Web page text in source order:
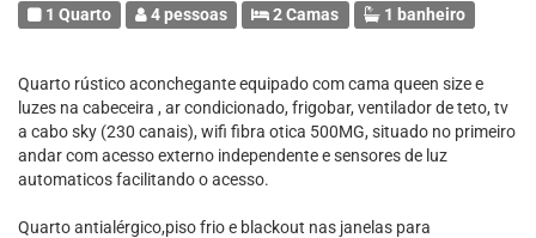
1 Quarto 4 pessoas 2 Camas 1 banheiro
Quarto rústico aconchegante equipado com cama queen size e
luzes na cabeceira , ar condicionado, frigobar, ventilador de teto, tv
a cabo sky (230 canais), wifi fibra otica 500MG, situado no primeiro
andar com acesso externo independente e sensores de luz
automaticos facilitando o acesso.
Quarto antialérgico,piso frio e blackout nas janelas para